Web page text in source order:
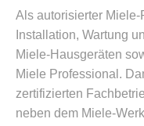
Als autorisierter
Installation, Wartung
Miele‑Hausgeräten
Miele Professional.
zertifizierten
neben dem